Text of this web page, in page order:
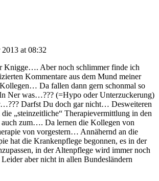
at 08:32
Knigge…. Aber noch schlimmer finde ich
Kommentare aus dem Mund meiner
Da fallen dann gern schonmal so
Ner was…??? (=Hypo oder Unterzuckerung)
Darfst Du doch gar nicht… Desweiteren
„steinzeitliche“ Therapievermittlung in den
auch zum…. Da lernen die Kollegen von
von vorgestern… Annähernd an die
hat die Krankenpflege begonnen, es in der
in der Altenpflege wird immer noch
aber nicht in allen Bundesländern